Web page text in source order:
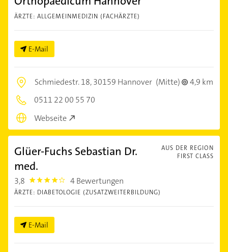
ÄRZTE: ALLGEMEINMEDIZIN (FACHÄRZTE)
E-Mail
Schmiedestr. 18,30159 Hannover (Mitte)
4,9 km
0511 22 00 55 70
Webseite
AUS DER REGION
FIRST CLASS
Glüer-Fuchs Sebastian Dr.
med.
3,8 3.8 4 Bewertungen
ÄRZTE: DIABETOLOGIE (ZUSATZWEITERBILDUNG)
E-Mail